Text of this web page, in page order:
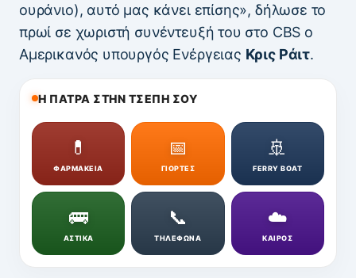
ουράνιο), αυτό μας κάνει επίσης», δήλωσε το
πρωί σε χωριστή συνέντευξή του στο CBS ο
Αμερικανός υπουργός Ενέργειας Κρις Ράιτ.
Η ΠΑΤΡΑ ΣΤΗΝ ΤΣΕΠΗ ΣΟΥ
💊
ΦΑΡΜΑΚΕΙΑ
📅
ΓΙΟΡΤΕΣ
🚢
FERRY BOAT
🚌
ΑΣΤΙΚΑ
📞
ΤΗΛΕΦΩΝΑ
☁️
ΚΑΙΡΟΣ